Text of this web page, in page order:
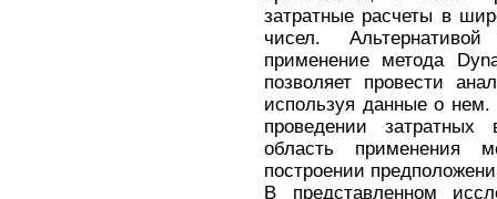
затратные расчеты в
чисел.
применение метода
позволяет провести
используя данные о
проведении
область применения
построении
В представленном